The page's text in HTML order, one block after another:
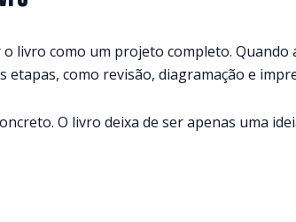
livro como um projeto completo. Quando
como revisão, diagramação e
O livro deixa de ser apenas uma